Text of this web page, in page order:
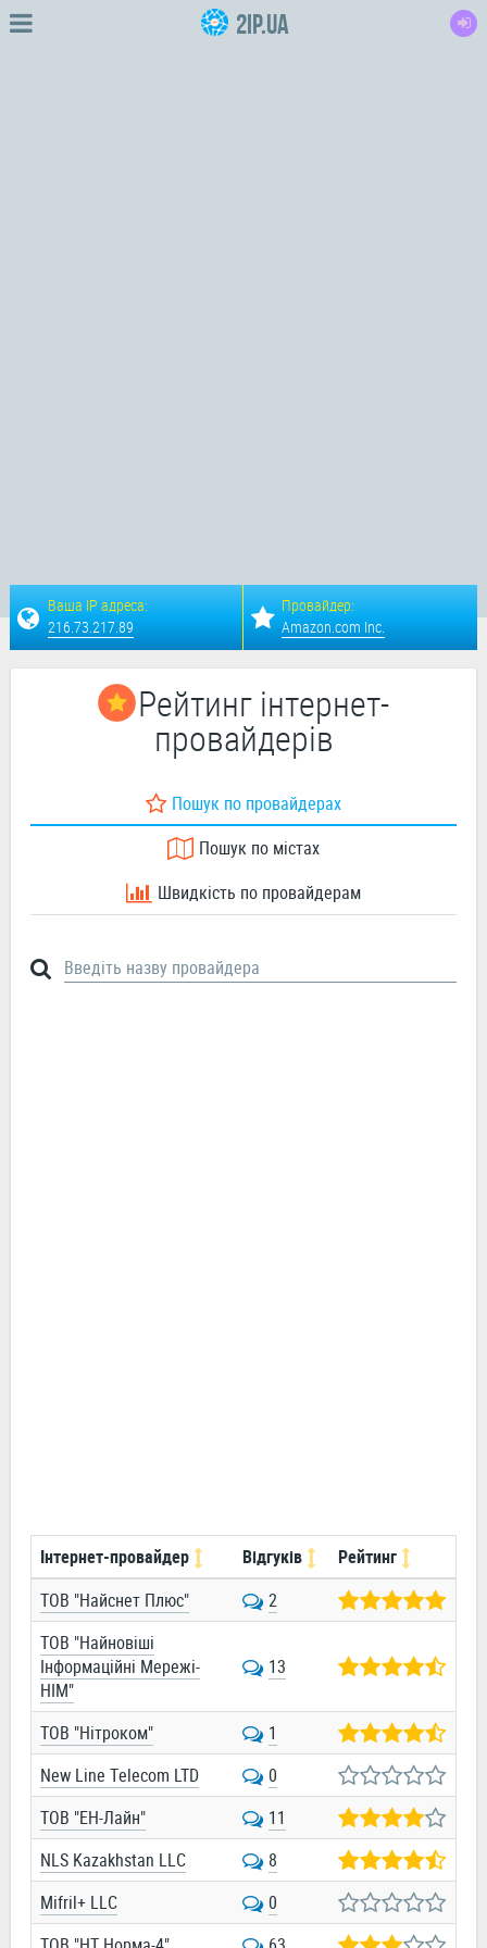
2IP.ua
Ваша IP адреса:
216.73.217.89
Провайдер:
Amazon.com Inc.
Рейтинг інтернет-
провайдерів
Пошук по провайдерах
Пошук по містах
Швидкість по провайдерам
Введіть назву провайдера
Інтернет-провайдер Відгуків
Рейтинг
ТОВ "Найснет Плюс"
2
ТОВ "Найновіші
Інформаційні Мережі-
HІM"
13
ТОВ "Нітроком"
1
New Line Telecom LTD
0
ТОВ "ЕН-Лайн"
11
NLS Kazakhstan LLC
8
Mifril+ LLC
0